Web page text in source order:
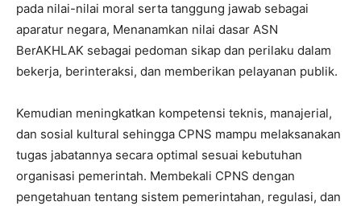
pada nilai-nilai moral serta tanggung jawab sebagai
aparatur negara, Menanamkan nilai dasar ASN
BerAKHLAK sebagai pedoman sikap dan perilaku dalam
bekerja, berinteraksi, dan memberikan pelayanan publik.
Kemudian meningkatkan kompetensi teknis, manajerial,
dan sosial kultural sehingga CPNS mampu melaksanakan
tugas jabatannya secara optimal sesuai kebutuhan
organisasi pemerintah. Membekali CPNS dengan
pengetahuan tentang sistem pemerintahan, regulasi, dan